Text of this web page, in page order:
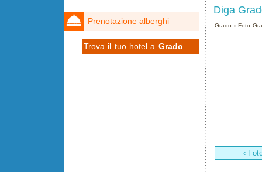
Diga
Grado ›Foto
‹
Prenotazione alberghi
Trova il tuo hotel a Grado